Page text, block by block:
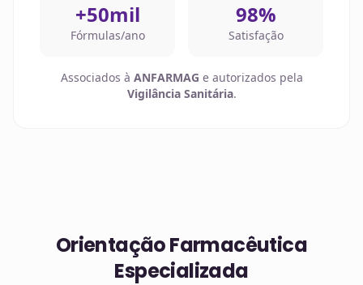
+50mil
Fórmulas/ano
98%
Satisfação
Associados à ANFARMAG e autorizados pela
Vigilância Sanitária.
Orientação Farmacêutica
Especializada